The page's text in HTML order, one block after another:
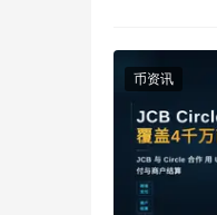
币资讯